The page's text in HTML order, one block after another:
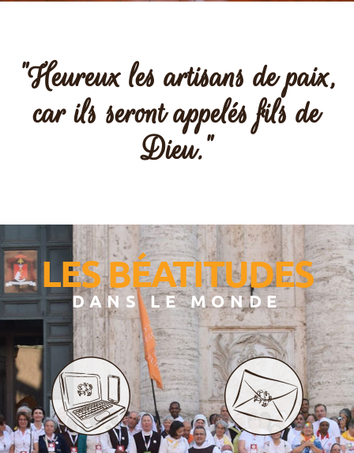
"Heureux les artisans de paix,
car ils seront appelés fils de
Dieu."
LES BÉATITUDES
DANS LE MONDE